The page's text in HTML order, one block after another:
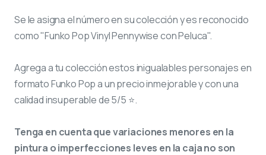
Se le asigna el númeroen su colección y es reconocido
como "Funko Pop Vinyl Pennywise con Peluca".
Agrega a tu colección estos inigualables personajes en
formato Funko Pop a un precio inmejorable y con una
calidad insuperable de 5/5 ⭐.
Tenga en cuenta que variaciones menores en la
pintura o imperfecciones leves en la caja no son